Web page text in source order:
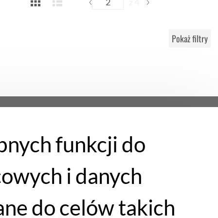
Pokaż filtry
funkcji do
i danych
do celów takich